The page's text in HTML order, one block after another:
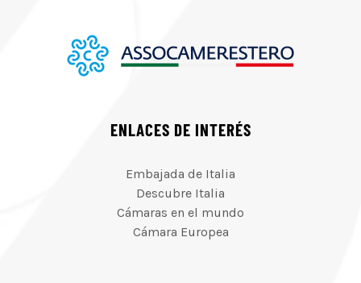
ENLACES DE INTERÉS
Embajada de Italia
Descubre Italia
Cámaras en el mundo
Cámara Europea